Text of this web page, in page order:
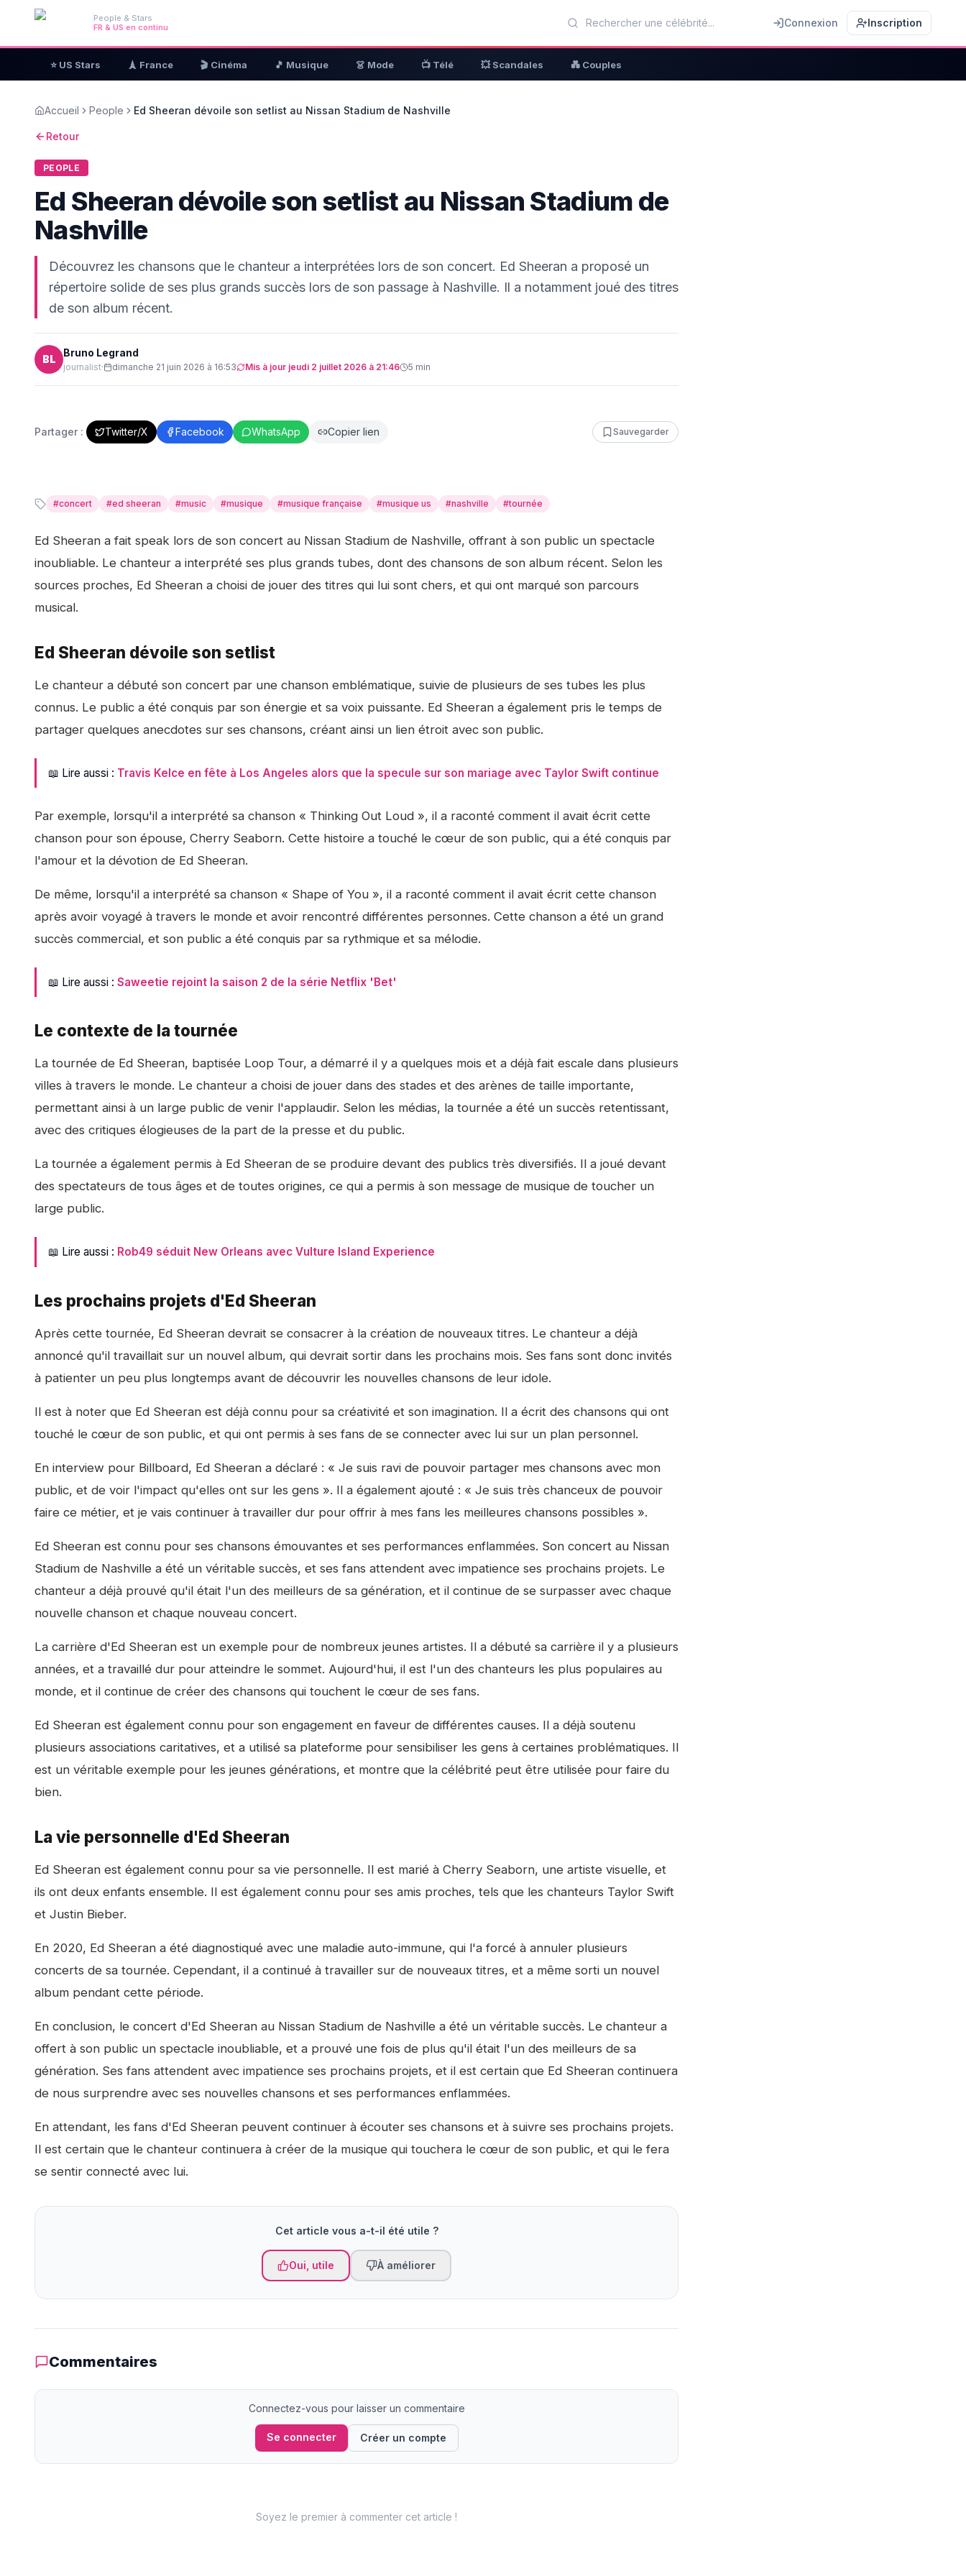
People & Stars
FR & US en continu
Connexion Inscription
⭐ US Stars 🗼 France 🎬 Cinéma 🎵 Musique 👗 Mode 📺 Télé 💥 Scandales 💑 Couples
Accueil People Ed Sheeran dévoile son setlist au Nissan Stadium de Nashville
Retour
PEOPLE
Ed Sheeran dévoile son setlist au Nissan Stadium de
Nashville
Découvrez les chansons que le chanteur a interprétées lors de son concert. Ed Sheeran a proposé un
répertoire solide de ses plus grands succès lors de son passage à Nashville. Il a notamment joué des titres
de son album récent.
BL
Bruno Legrand
journalist· dimanche 21 juin 2026 à 16:53 Mis à jour jeudi 2 juillet 2026 à 21:46 5 min
Partager : Twitter/X Facebook WhatsApp Copier lien Sauvegarder
#concert #ed sheeran #music #musique #musique française #musique us #nashville #tournée
Ed Sheeran a fait speak lors de son concert au Nissan Stadium de Nashville, offrant à son public un spectacle
inoubliable. Le chanteur a interprété ses plus grands tubes, dont des chansons de son album récent. Selon les
sources proches, Ed Sheeran a choisi de jouer des titres qui lui sont chers, et qui ont marqué son parcours
musical.
Ed Sheeran dévoile son setlist
Le chanteur a débuté son concert par une chanson emblématique, suivie de plusieurs de ses tubes les plus
connus. Le public a été conquis par son énergie et sa voix puissante. Ed Sheeran a également pris le temps de
partager quelques anecdotes sur ses chansons, créant ainsi un lien étroit avec son public.
📖 Lire aussi : Travis Kelce en fête à Los Angeles alors que la specule sur son mariage avec Taylor Swift continue
Par exemple, lorsqu'il a interprété sa chanson « Thinking Out Loud », il a raconté comment il avait écrit cette
chanson pour son épouse, Cherry Seaborn. Cette histoire a touché le cœur de son public, qui a été conquis par
l'amour et la dévotion de Ed Sheeran.
De même, lorsqu'il a interprété sa chanson « Shape of You », il a raconté comment il avait écrit cette chanson
après avoir voyagé à travers le monde et avoir rencontré différentes personnes. Cette chanson a été un grand
succès commercial, et son public a été conquis par sa rythmique et sa mélodie.
📖 Lire aussi : Saweetie rejoint la saison 2 de la série Netflix 'Bet'
Le contexte de la tournée
La tournée de Ed Sheeran, baptisée Loop Tour, a démarré il y a quelques mois et a déjà fait escale dans plusieurs
villes à travers le monde. Le chanteur a choisi de jouer dans des stades et des arènes de taille importante,
permettant ainsi à un large public de venir l'applaudir. Selon les médias, la tournée a été un succès retentissant,
avec des critiques élogieuses de la part de la presse et du public.
La tournée a également permis à Ed Sheeran de se produire devant des publics très diversifiés. Il a joué devant
des spectateurs de tous âges et de toutes origines, ce qui a permis à son message de musique de toucher un
large public.
📖 Lire aussi : Rob49 séduit New Orleans avec Vulture Island Experience
Les prochains projets d'Ed Sheeran
Après cette tournée, Ed Sheeran devrait se consacrer à la création de nouveaux titres. Le chanteur a déjà
annoncé qu'il travaillait sur un nouvel album, qui devrait sortir dans les prochains mois. Ses fans sont donc invités
à patienter un peu plus longtemps avant de découvrir les nouvelles chansons de leur idole.
Il est à noter que Ed Sheeran est déjà connu pour sa créativité et son imagination. Il a écrit des chansons qui ont
touché le cœur de son public, et qui ont permis à ses fans de se connecter avec lui sur un plan personnel.
En interview pour Billboard, Ed Sheeran a déclaré : « Je suis ravi de pouvoir partager mes chansons avec mon
public, et de voir l'impact qu'elles ont sur les gens ». Il a également ajouté : « Je suis très chanceux de pouvoir
faire ce métier, et je vais continuer à travailler dur pour offrir à mes fans les meilleures chansons possibles ».
Ed Sheeran est connu pour ses chansons émouvantes et ses performances enflammées. Son concert au Nissan
Stadium de Nashville a été un véritable succès, et ses fans attendent avec impatience ses prochains projets. Le
chanteur a déjà prouvé qu'il était l'un des meilleurs de sa génération, et il continue de se surpasser avec chaque
nouvelle chanson et chaque nouveau concert.
La carrière d'Ed Sheeran est un exemple pour de nombreux jeunes artistes. Il a débuté sa carrière il y a plusieurs
années, et a travaillé dur pour atteindre le sommet. Aujourd'hui, il est l'un des chanteurs les plus populaires au
monde, et il continue de créer des chansons qui touchent le cœur de ses fans.
Ed Sheeran est également connu pour son engagement en faveur de différentes causes. Il a déjà soutenu
plusieurs associations caritatives, et a utilisé sa plateforme pour sensibiliser les gens à certaines problématiques. Il
est un véritable exemple pour les jeunes générations, et montre que la célébrité peut être utilisée pour faire du
bien.
La vie personnelle d'Ed Sheeran
Ed Sheeran est également connu pour sa vie personnelle. Il est marié à Cherry Seaborn, une artiste visuelle, et
ils ont deux enfants ensemble. Il est également connu pour ses amis proches, tels que les chanteurs Taylor Swift
et Justin Bieber.
En 2020, Ed Sheeran a été diagnostiqué avec une maladie auto-immune, qui l'a forcé à annuler plusieurs
concerts de sa tournée. Cependant, il a continué à travailler sur de nouveaux titres, et a même sorti un nouvel
album pendant cette période.
En conclusion, le concert d'Ed Sheeran au Nissan Stadium de Nashville a été un véritable succès. Le chanteur a
offert à son public un spectacle inoubliable, et a prouvé une fois de plus qu'il était l'un des meilleurs de sa
génération. Ses fans attendent avec impatience ses prochains projets, et il est certain que Ed Sheeran continuera
de nous surprendre avec ses nouvelles chansons et ses performances enflammées.
En attendant, les fans d'Ed Sheeran peuvent continuer à écouter ses chansons et à suivre ses prochains projets.
Il est certain que le chanteur continuera à créer de la musique qui touchera le cœur de son public, et qui le fera
se sentir connecté avec lui.
Cet article vous a-t-il été utile ?
Oui, utile À améliorer
Commentaires
Connectez-vous pour laisser un commentaire
Se connecter Créer un compte
Soyez le premier à commenter cet article !